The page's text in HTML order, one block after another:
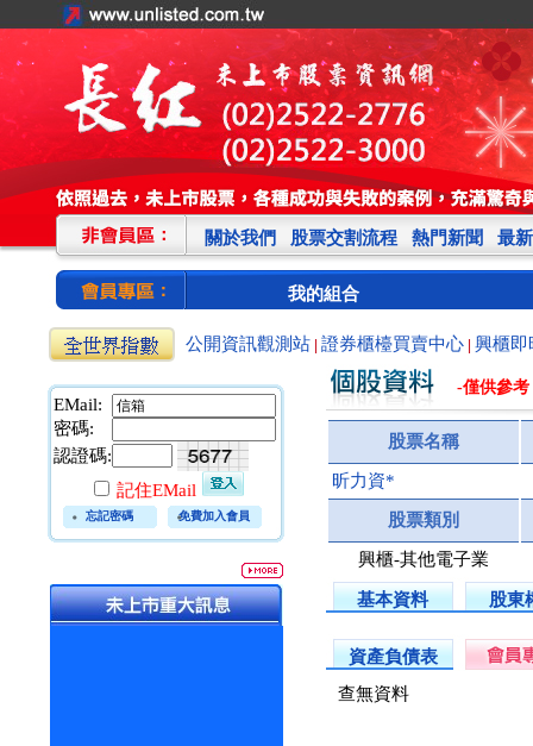
關於我們 股票交割流程 熱門新聞 最
我的組合
公開資訊觀測站 證券櫃檯買賣中心 興櫃即
EMail:
密碼:
認證碼:
記住EMail
忘記密碼 免費加入會員
-僅供參考
股票名稱
昕力資*
股票類別
興櫃-其他電子業
基本資料 股東
資產負債表
查無資料